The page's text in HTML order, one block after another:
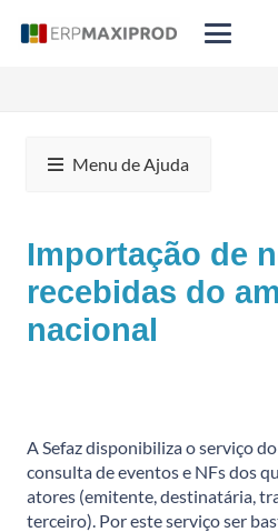
Menu de Ajuda
Importação de
recebidas do
nacional
A Sefaz disponibiliza o serviço
consulta de eventos e NFs dos
atores (emitente, destinatária,
terceiro). Por este serviço ser